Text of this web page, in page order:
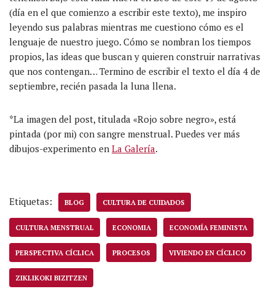
(día en el que comienzo a escribir este texto), me inspiro
leyendo sus palabras mientras me cuestiono cómo es el
lenguaje de nuestro juego. Cómo se nombran los tiempos
propios, las ideas que buscan y quieren construir narrativas
que nos contengan… Termino de escribir el texto el día 4 de
septiembre, recién pasada la luna llena.
*La imagen del post, titulada «Rojo sobre negro», está
pintada (por mi) con sangre menstrual. Puedes ver más
dibujos-experimento en La Galería.
Etiquetas: BLOG CULTURA DE CUIDADOS
CULTURA MENSTRUAL ECONOMIA ECONOMÍA FEMINISTA
PERSPECTIVA CÍCLICA PROCESOS VIVIENDO EN CÍCLICO
ZIKLIKOKI BIZITZEN